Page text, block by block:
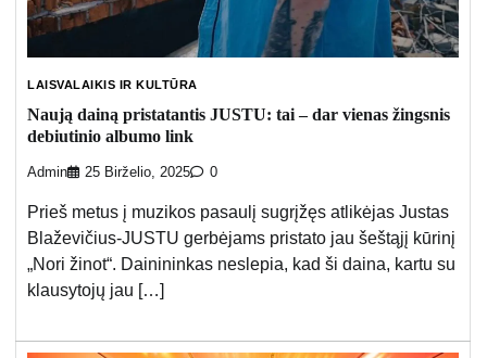
LAISVALAIKIS IR KULTŪRA
Naują dainą pristatantis JUSTU: tai – dar vienas žingsnis
debiutinio albumo link
Admin 25 Birželio, 2025 0
Prieš metus į muzikos pasaulį sugrįžęs atlikėjas Justas
Blaževičius-JUSTU gerbėjams pristato jau šeštąjį kūrinį
„Nori žinot“. Dainininkas neslepia, kad ši daina, kartu su
klausytojų jau […]